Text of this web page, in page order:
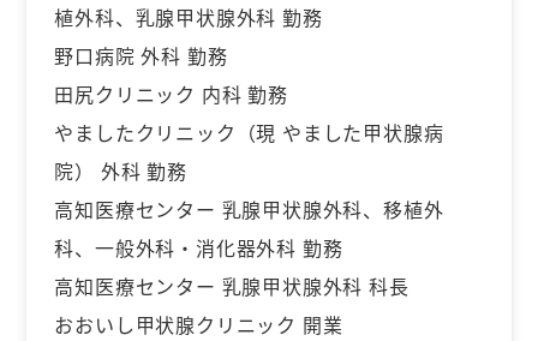
植外科、乳腺甲状腺外科 勤務
野口病院 外科 勤務
田尻クリニック 内科 勤務
やましたクリニック（現 やました甲状腺病
院） 外科 勤務
高知医療センター 乳腺甲状腺外科、移植外
科、一般外科・消化器外科 勤務
高知医療センター 乳腺甲状腺外科 科長
おおいし甲状腺クリニック 開業